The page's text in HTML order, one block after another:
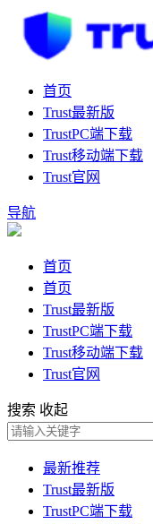
首页
Trust最新版
TrustPC端下载
Trust移动端下载
Trust官网
导航
首页
首页
Trust最新版
TrustPC端下载
Trust移动端下载
Trust官网
搜索 收起
最新推荐
Trust最新版
TrustPC端下载